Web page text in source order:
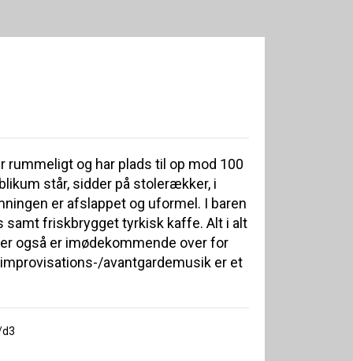
rummeligt og har plads til op mod 100
står, sidder på stolerækker, i
er afslappet og uformel. I baren
samt friskbrygget tyrkisk kaffe. Alt i alt
også er imødekommende over for
avantgardemusik er et